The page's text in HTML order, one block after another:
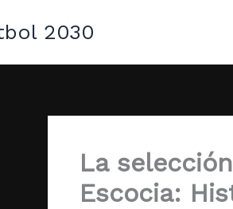
2030
La
Escocia: